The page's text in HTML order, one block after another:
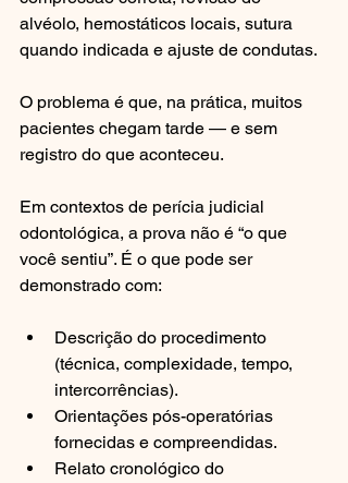
alvéolo, hemostáticos locais, sutura
quando indicada e ajuste de condutas.
O problema é que, na prática, muitos
pacientes chegam tarde — e sem
registro do que aconteceu.
Em contextos de perícia judicial
odontológica, a prova não é “o que
você sentiu”. É o que pode ser
demonstrado com:
Descrição do procedimento
(técnica, complexidade, tempo,
intercorrências).
Orientações pós-operatórias
fornecidas e compreendidas.
Relato cronológico do